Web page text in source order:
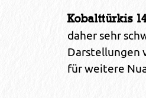
Kobalttürkis
daher sehr
Darstellungen
für weitere